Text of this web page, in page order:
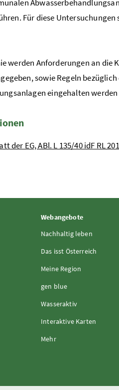
Für diese
werden Anforderungen an
sowie Regeln
eingehalten werden
der EG, ABl. L 135/40 idF RL
Webangebote
Nachhaltig leben
Das isst Österreich
Meine Region
gen blue
Wasseraktiv
Interaktive Karten
Mehr